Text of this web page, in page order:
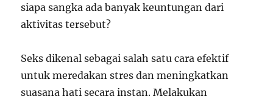
siapa sangka ada banyak keuntungan dari
aktivitas tersebut?
Seks dikenal sebagai salah satu cara efektif
untuk meredakan stres dan meningkatkan
suasana hati secara instan. Melakukan